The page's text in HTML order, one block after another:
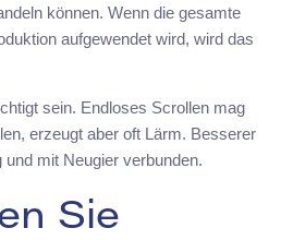
können. Wenn die gesamte
aufgewendet wird, wird das
sein. Endloses Scrollen mag
erzeugt aber oft Lärm. Besserer
mit Neugier verbunden.
Sie